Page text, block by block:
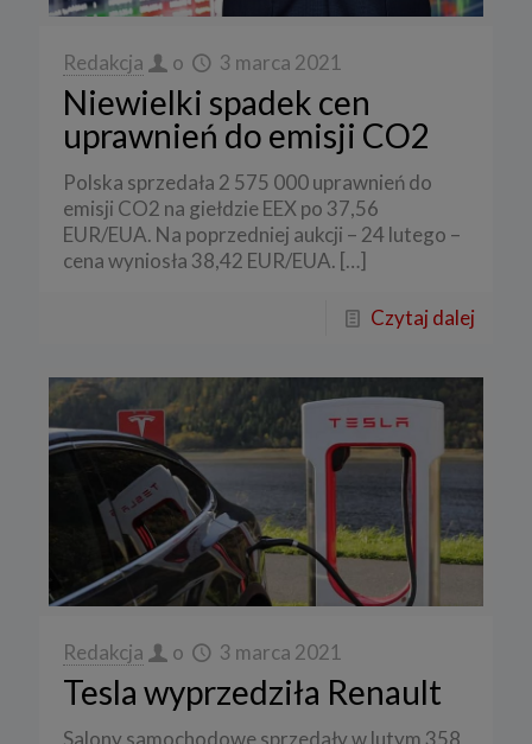
Redakcja o 3 marca 2021
Niewielki spadek cen
uprawnień do emisji CO2
Polska sprzedała 2 575 000 uprawnień do
emisji CO2 na giełdzie EEX po 37,56
EUR/EUA. Na poprzedniej aukcji – 24 lutego –
cena wyniosła 38,42 EUR/EUA. […]
Czytaj dalej
Redakcja o 3 marca 2021
Tesla wyprzedziła Renault